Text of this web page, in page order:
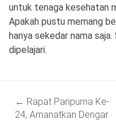
untuk tenaga kesehatan
Apakah pustu memang
hanya sekedar nama
dipelajari.
navigation
← Rapat Paripurna Ke-
24, Amanatkan Dengar